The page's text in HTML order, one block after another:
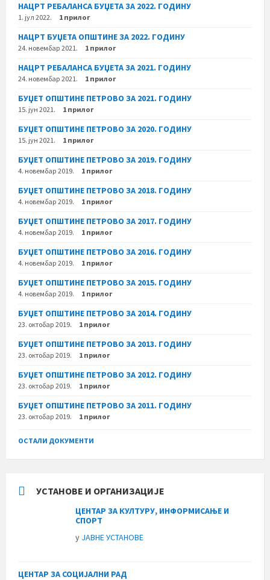
НАЦРТ РЕБАЛАНСА БУЏЕТА ЗА 2022. ГОДИНУ
1. јул 2022. 1 прилог
НАЦРТ БУЏЕТА ОПШТИНЕ ЗА 2022. ГОДИНУ
24. новембар 2021. 1 прилог
НАЦРТ РЕБАЛАНСА БУЏЕТА ЗА 2021. ГОДИНУ
24. новембар 2021. 1 прилог
БУЏЕТ ОПШТИНЕ ПЕТРОВО ЗА 2021. ГОДИНУ
15. јун 2021. 1 прилог
БУЏЕТ ОПШТИНЕ ПЕТРОВО ЗА 2020. ГОДИНУ
15. јун 2021. 1 прилог
БУЏЕТ ОПШТИНЕ ПЕТРОВО ЗА 2019. ГОДИНУ
4. новембар 2019. 1 прилог
БУЏЕТ ОПШТИНЕ ПЕТРОВО ЗА 2018. ГОДИНУ
4. новембар 2019. 1 прилог
БУЏЕТ ОПШТИНЕ ПЕТРОВО ЗА 2017. ГОДИНУ
4. новембар 2019. 1 прилог
БУЏЕТ ОПШТИНЕ ПЕТРОВО ЗА 2016. ГОДИНУ
4. новембар 2019. 1 прилог
БУЏЕТ ОПШТИНЕ ПЕТРОВО ЗА 2015. ГОДИНУ
4. новембар 2019. 1 прилог
БУЏЕТ ОПШТИНЕ ПЕТРОВО ЗА 2014. ГОДИНУ
23. октобар 2019. 1 прилог
БУЏЕТ ОПШТИНЕ ПЕТРОВО ЗА 2013. ГОДИНУ
23. октобар 2019. 1 прилог
БУЏЕТ ОПШТИНЕ ПЕТРОВО ЗА 2012. ГОДИНУ
23. октобар 2019. 1 прилог
БУЏЕТ ОПШТИНЕ ПЕТРОВО ЗА 2011. ГОДИНУ
23. октобар 2019. 1 прилог
ОСТАЛИ ДОКУМЕНТИ
УСТАНОВЕ И ОРГАНИЗАЦИЈЕ
ЦЕНТАР ЗА КУЛТУРУ, ИНФОРМИСАЊЕ И
СПОРТ
у ЈАВНЕ УСТАНОВЕ
ЦЕНТАР ЗА СОЦИЈАЛНИ РАД